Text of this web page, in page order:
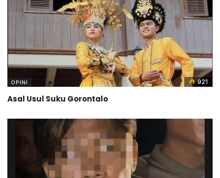
OPINI 921
Asal Usul Suku Gorontalo